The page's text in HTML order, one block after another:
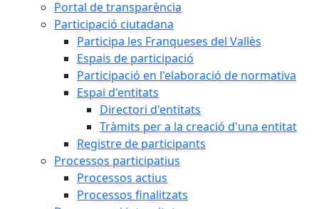
Portal de transparència
Participació ciutadana
Participa les Franqueses del Vallès
Espais de participació
Participació en l'elaboració de normativa
Espai d'entitats
Directori d'entitats
Tràmits per a la creació d'una entitat
Registre de participants
Processos participatius
Processos actius
Processos finalitzats